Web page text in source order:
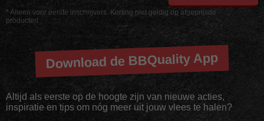
* Alleen voor eerste inschrijvers. Korting niet geldig op afgeprijsde
producten
Download de BBQuality App
Altijd als eerste op de hoogte zijn van nieuwe acties,
inspiratie en tips om nóg meer uit jouw vlees te halen?